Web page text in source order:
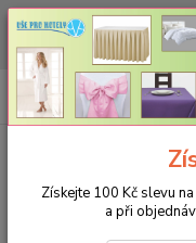
CHCETE NAKOUPIT VĚTŠÍ
+420 773 794 023
Pondělí-pátek 9-16 hodin
Získejte 100 Kč slevu
a při